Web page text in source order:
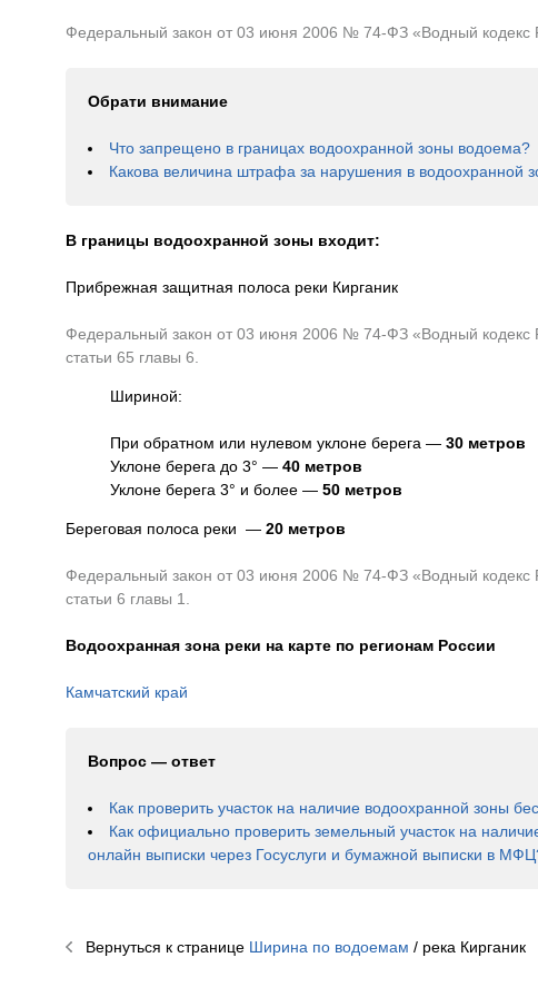
Федеральный закон от 03 июня 2006 № 74-ФЗ «Водный кодекс
Обрати внимание
Что запрещено в границах водоохранной зоны водоема?
Какова величина штрафа за нарушения в водоохранной
В границы водоохранной зоны входит:
Прибрежная защитная полоса реки Кирганик
Федеральный закон от 03 июня 2006 № 74-ФЗ «Водный кодекс
статьи 65 главы 6.
Шириной:
При обратном или нулевом уклоне берега — 30 метров
Уклоне берега до 3° — 40 метров
Уклоне берега 3° и более — 50 метров
Береговая полоса реки — 20 метров
Федеральный закон от 03 июня 2006 № 74-ФЗ «Водный кодекс
статьи 6 главы 1.
Водоохранная зона реки на карте по регионам России
Камчатский край
Вопрос — ответ
Как проверить участок на наличие водоохранной зоны
Как официально проверить земельный участок на
онлайн выписки через Госуслуги и бумажной выписки в
Вернуться к странице Ширина по водоемам / река Кирганик